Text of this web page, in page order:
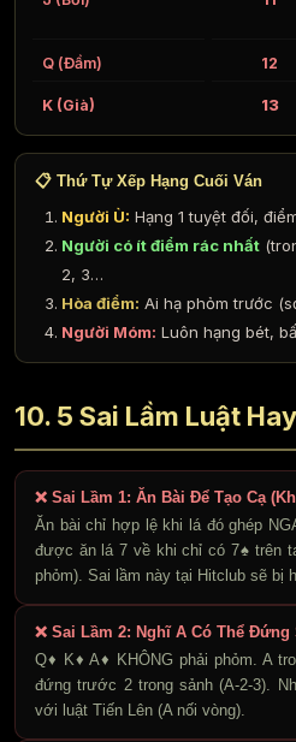
Q (Đầm) 12
K (Già) 13
📋 Thứ Tự Xếp Hạng Cuối Ván
Người Ù: Hạng 1 tuyệt đối,
Người có ít điểm rác nhất
2, 3…
Hòa điểm: Ai hạ phỏm trước
Người Móm: Luôn hạng bét,
10. 5 Sai Lầm Luật
❌ Sai Lầm 1: Ăn Bài Để Tạo Cạ
Ăn bài chỉ hợp lệ khi lá đó ghép
được ăn lá 7 về khi chỉ có 7♠ trên
phỏm). Sai lầm này tại Hitclub sẽ bị
❌ Sai Lầm 2: Nghĩ A Có Thể Đứng
Q♦ K♦ A♦ KHÔNG phải phỏm. A
đứng trước 2 trong sảnh (A-2-3).
với luật Tiến Lên (A nối vòng).